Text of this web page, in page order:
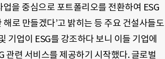
을 중심으로 포트폴리오를 전환하여 ESG
로 만들겠다’고 밝히는 등 주요 건설사들도
기업이 ESG를 강조하다 보니 이들 기업에
관련 서비스를 제공하기 시작했다. 글로벌